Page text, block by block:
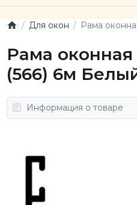
Для окон Рама
Рама оконная
(566) 6м
Информация о товаре